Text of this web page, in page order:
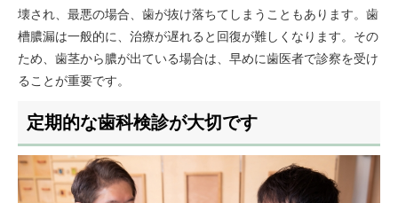
壊され、最悪の場合、歯が抜け落ちてしまうこともあります。歯
槽膿漏は一般的に、治療が遅れると回復が難しくなります。その
ため、歯茎から膿が出ている場合は、早めに歯医者で診察を受け
ることが重要です。
定期的な歯科検診が大切です